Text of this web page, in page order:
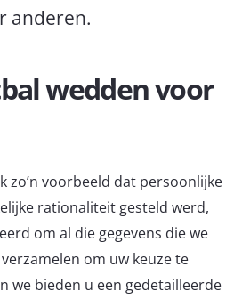
anderen.
wedden voor
zo’n voorbeeld dat persoonlijke
rationaliteit gesteld werd,
om al die gegevens die we
om uw keuze te
we bieden u een gedetailleerde